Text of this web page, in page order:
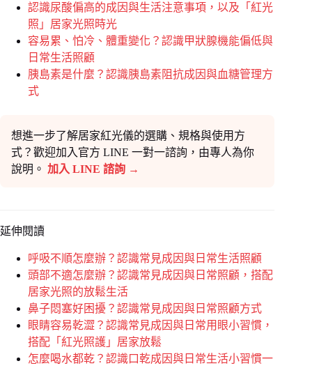
認識尿酸偏高的成因與生活注意事項，以及「紅光
照」居家光照時光
容易累、怕冷、體重變化？認識甲狀腺機能偏低與
日常生活照顧
胰島素是什麼？認識胰島素阻抗成因與血糖管理方
式
想進一步了解居家紅光儀的選購、規格與使用方
式？歡迎加入官方 LINE 一對一諮詢，由專人為你
說明。 加入 LINE 諮詢 →
延伸閱讀
呼吸不順怎麼辦？認識常見成因與日常生活照顧
頭部不適怎麼辦？認識常見成因與日常照顧，搭配
居家光照的放鬆生活
鼻子悶塞好困擾？認識常見成因與日常照顧方式
眼睛容易乾澀？認識常見成因與日常用眼小習慣，
搭配「紅光照護」居家放鬆
怎麼喝水都乾？認識口乾成因與日常生活小習慣一